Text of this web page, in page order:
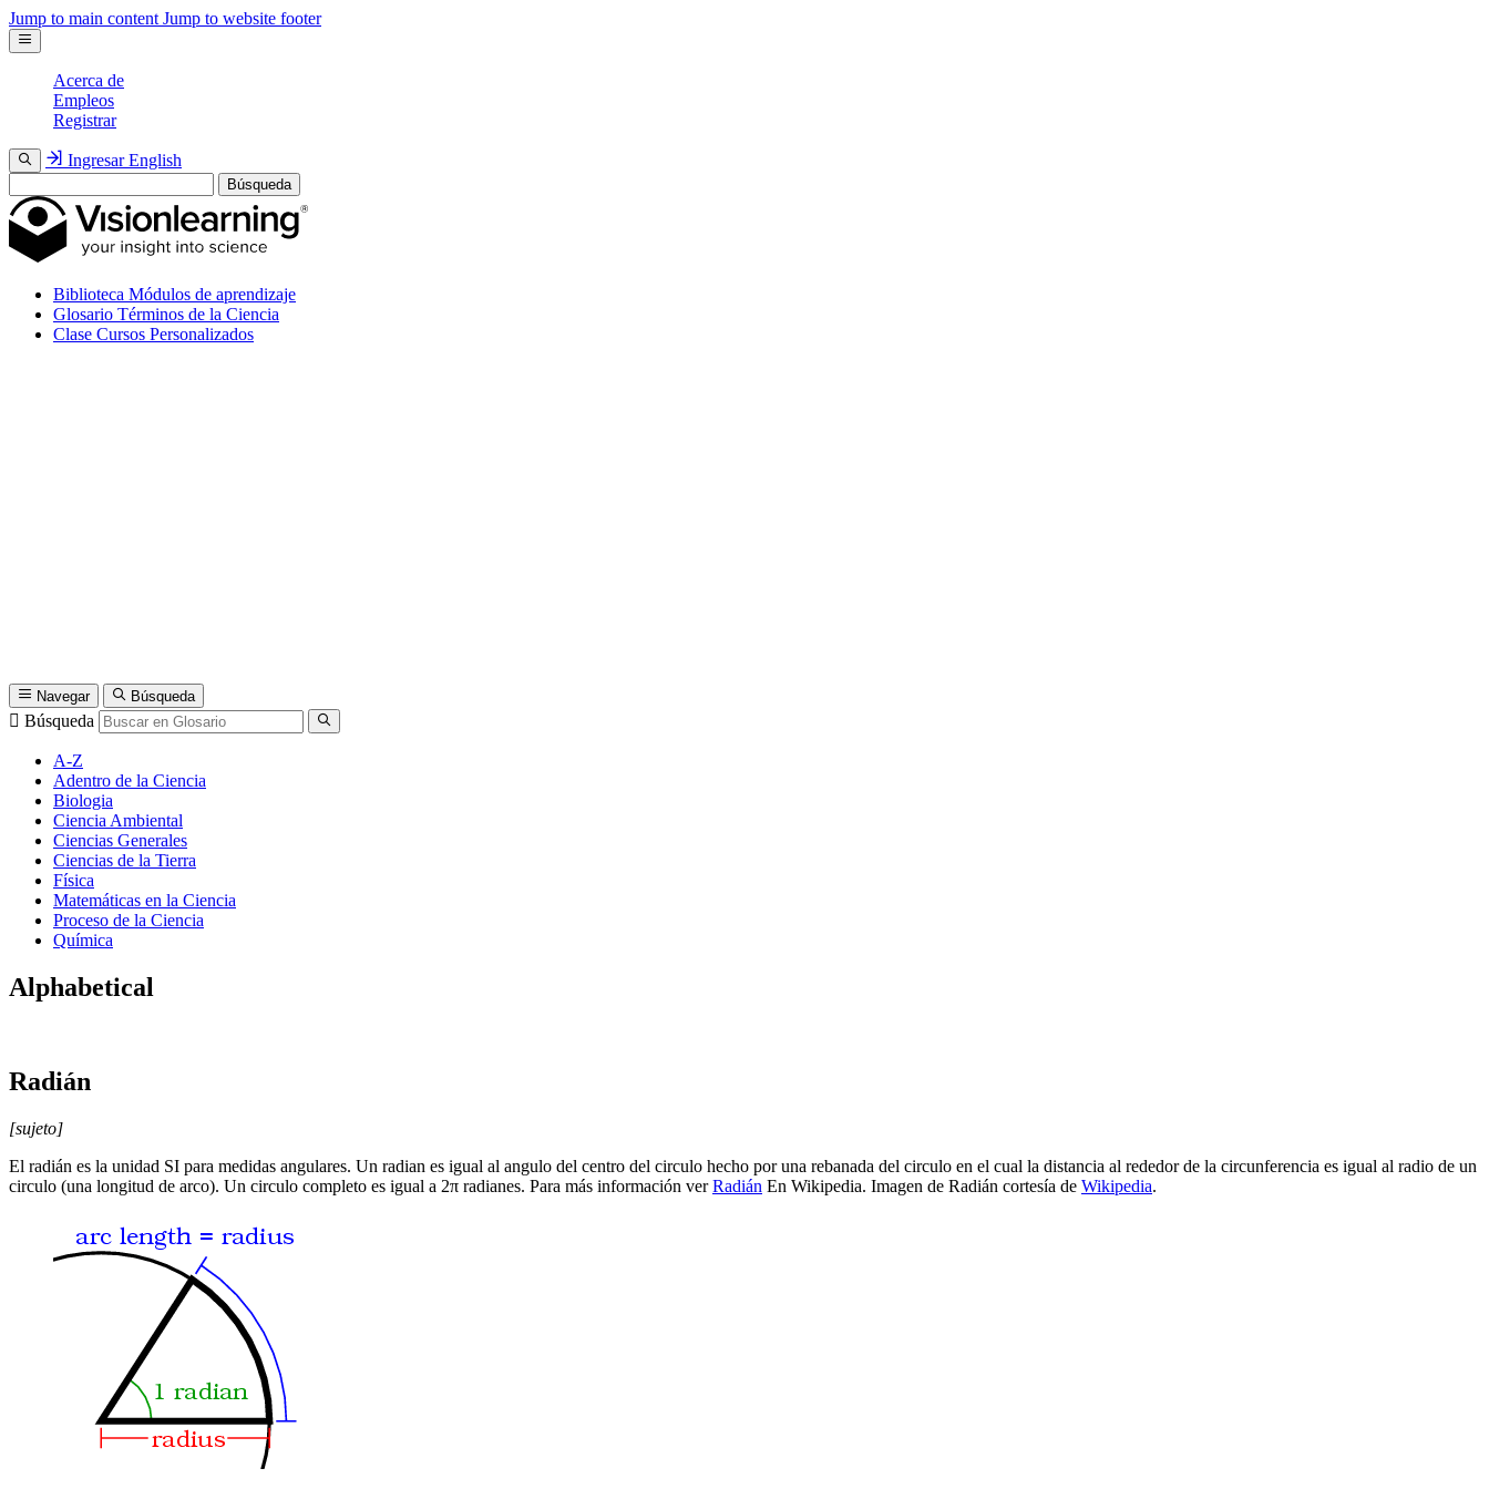
Jump to main content Jump to website footer
Acerca de
Empleos
Registrar
Ingresar English
Búsqueda
Biblioteca Módulos de aprendizaje
Glosario Términos de la Ciencia
Clase Cursos Personalizados
Navegar Búsqueda
Búsqueda
A-Z
Adentro de la Ciencia
Biologia
Ciencia Ambiental
Ciencias Generales
Ciencias de la Tierra
Física
Matemáticas en la Ciencia
Proceso de la Ciencia
Química
Alphabetical
Radián
[sujeto]
El radián es la unidad SI para medidas angulares. Un radian es igual al angulo del centro del circulo hecho por una rebanada del circulo en el cual la distancia al rededor de la circunferencia es igual al radio de un
circulo (una longitud de arco). Un circulo completo es igual a 2π radianes. Para más información verRadián En Wikipedia. Imagen de Radián cortesía de Wikipedia.